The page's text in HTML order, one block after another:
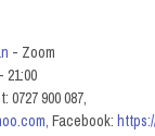
- Zoom
21:00
900 087,
, Facebook: